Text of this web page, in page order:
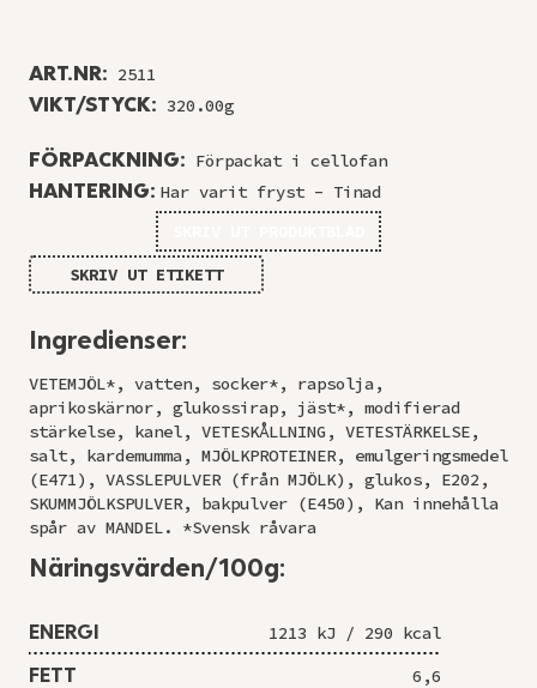
ART.NR: 2511
VIKT/STYCK: 320.00g
FÖRPACKNING: Förpackat i cellofan
HANTERING: Har varit fryst - Tinad
SKRIV UT ETIKETT
Ingredienser:
VETEMJÖL*, vatten, socker*, rapsolja,
aprikoskärnor, glukossirap, jäst*, modifierad
stärkelse, kanel, VETESKÅLLNING, VETESTÄRKELSE,
salt, kardemumma, MJÖLKPROTEINER, emulgeringsmedel
(E471), VASSLEPULVER (från MJÖLK), glukos, E202,
SKUMMJÖLKSPULVER, bakpulver (E450), Kan innehålla
spår av MANDEL. *Svensk råvara
Näringsvärden/100g:
ENERGI
1213 kJ / 290 kcal
FETT
6,6